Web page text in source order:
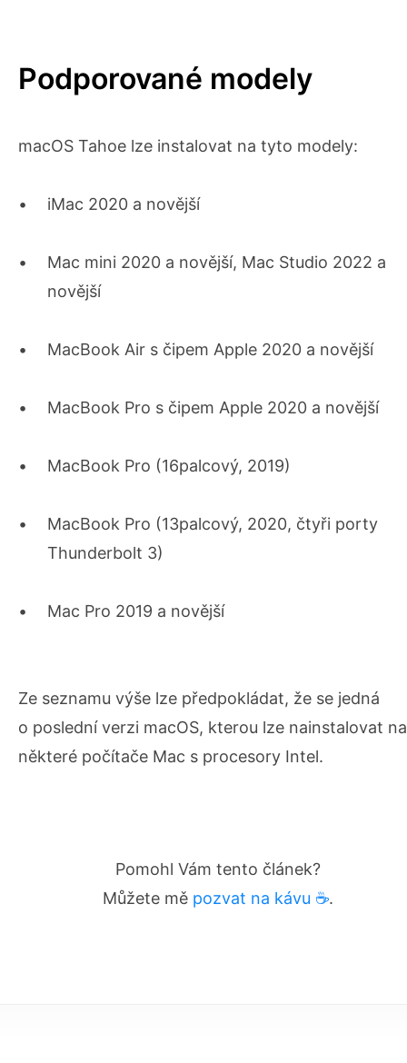
Podporované modely
macOS Tahoe lze instalovat na tyto modely:
iMac 2020 a novější
Mac mini 2020 a novější, Mac Studio 2022 a
novější
MacBook Air s čipem Apple 2020 a novější
MacBook Pro s čipem Apple 2020 a novější
MacBook Pro (16palcový, 2019)
MacBook Pro (13palcový, 2020, čtyři porty
Thunderbolt 3)
Mac Pro 2019 a novější
Ze seznamu výše lze předpokládat, že se jedná
o poslední verzi macOS, kterou lze nainstalovat na
některé počítače Mac s procesory Intel.
Pomohl Vám tento článek?
Můžete mě pozvat na kávu ☕️.